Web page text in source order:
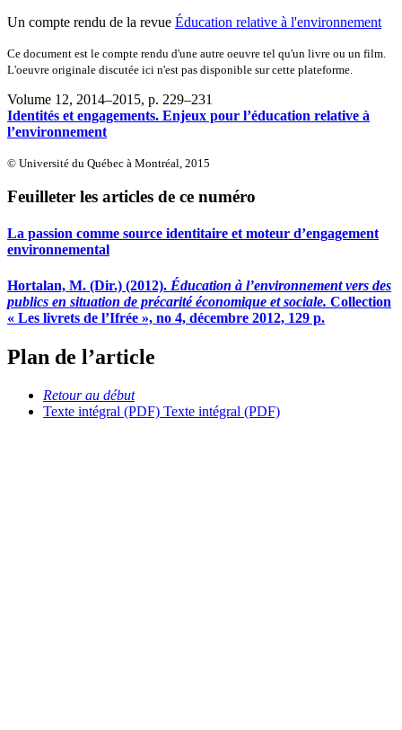
Un compte rendu de la revue Éducation relative à l'environnement
Ce document est le compte rendu d'une autre oeuvre tel qu'un livre ou un film.
L'oeuvre originale discutée ici n'est pas disponible sur cette plateforme.
Volume 12, 2014–2015, p. 229–231
Identités et engagements. Enjeux pour l’éducation relative à
l’environnement
© Université du Québec à Montréal, 2015
Feuilleter les articles de ce numéro
La passion comme source identitaire et moteur d’engagement
environnemental
Hortalan, M. (Dir.) (2012). Éducation à l’environnement vers des
publics en situation de précarité économique et sociale. Collection
« Les livrets de l’Ifrée », no 4, décembre 2012, 129 p.
Plan de l’article
Retour au début
Texte intégral (PDF) Texte intégral (PDF)